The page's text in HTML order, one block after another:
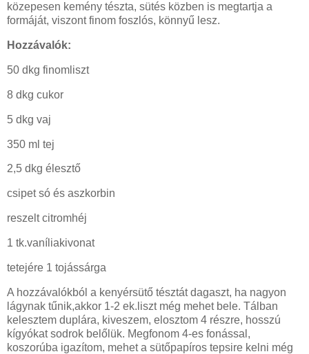
közepesen kemény tészta, sütés közben is megtartja a
formáját, viszont finom foszlós, könnyű lesz.
Hozzávalók:
50 dkg finomliszt
8 dkg cukor
5 dkg vaj
350 ml tej
2,5 dkg élesztő
csipet só és aszkorbin
reszelt citromhéj
1 tk.vaníliakivonat
tetejére 1 tojássárga
A hozzávalókból a kenyérsütő tésztát dagaszt, ha nagyon
lágynak tűnik,akkor 1-2 ek.liszt még mehet bele. Tálban
kelesztem duplára, kiveszem, elosztom 4 részre, hosszú
kígyókat sodrok belőlük. Megfonom 4-es fonással,
koszorúba igazítom, mehet a sütőpapíros tepsire kelni még